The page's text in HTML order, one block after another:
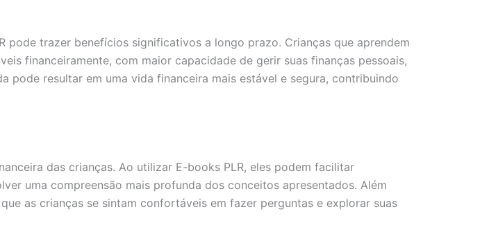
pode trazer benefícios significativos a longo prazo. Crianças que aprendem
financeiramente, com maior capacidade de gerir suas finanças pessoais,
pode resultar em uma vida financeira mais estável e segura, contribuindo
das crianças. Ao utilizar E-books PLR, eles podem facilitar
uma compreensão mais profunda dos conceitos apresentados. Além
as crianças se sintam confortáveis em fazer perguntas e explorar suas